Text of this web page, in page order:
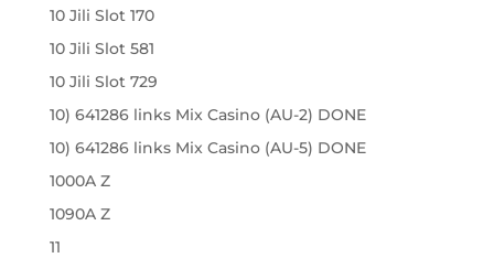
10 Jili Slot 170
10 Jili Slot 581
10 Jili Slot 729
10) 641286 links Mix Casino (AU-2) DONE
10) 641286 links Mix Casino (AU-5) DONE
1000A Z
1090A Z
11